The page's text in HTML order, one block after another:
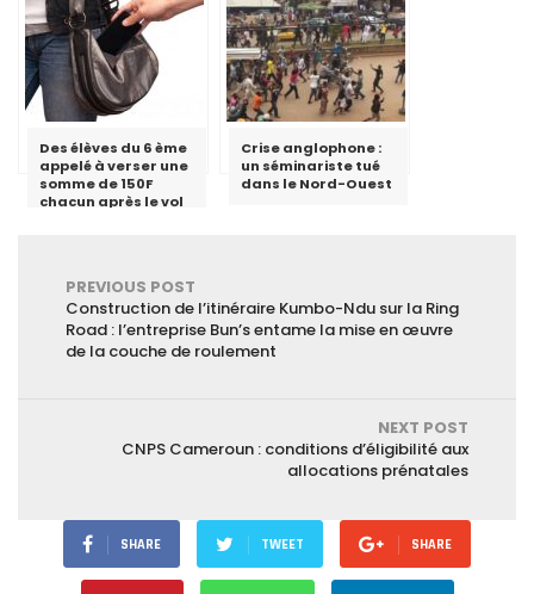
le discours de haine
»
Des élèves du 6 ème
appelé à verser une
somme de 150F
chacun après le vol
Crise anglophone :
un séminariste tué
dans le Nord-Ouest
PREVIOUS POST
Construction de l’itinéraire Kumbo-Ndu sur la Ring
Road : l’entreprise Bun’s entame la mise en œuvre
de la couche de roulement
NEXT POST
CNPS Cameroun : conditions d’éligibilité aux
allocations prénatales
SHARE TWEET SHARE